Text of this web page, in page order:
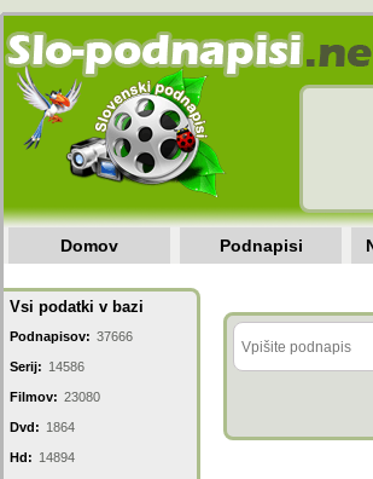
Domov Podnapisi
Vsi podatki v bazi
Podnapisov: 37666
Serij: 14586
Filmov: 23080
Dvd: 1864
Hd: 14894